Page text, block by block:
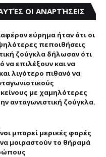
ΟΙ ΑΝΑΡΤΉΣΕΙΣ
εύρημα ήταν ότι οι
πεποιθήσεις
ζούγκλα δήλωσαν ότι
να επιλέξουν και να
λιγότερο πιθανό να
με χαμηλότερες
ανταγωνιστική ζούγκλα.
μπορεί μερικές φορές
μοιραστούν το θήραμά